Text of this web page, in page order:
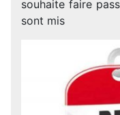
souhaite faire
sont mis